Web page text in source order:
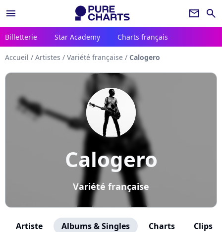
menu newsletter search
Billetterie Star Academy Charts français
Accueil / Artistes / Variété française / Calogero
Calogero
Variété française
Artiste Albums & Singles Charts Clips